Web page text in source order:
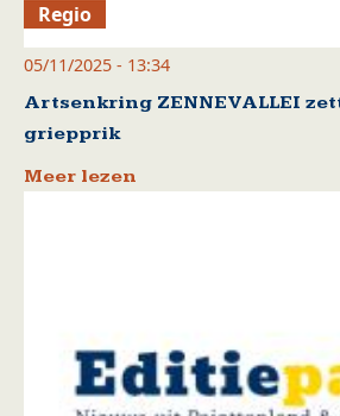
Regio
05/11/2025 - 13:34
Artsenkring ZENNEVALLEI
griepprik
Meer lezen